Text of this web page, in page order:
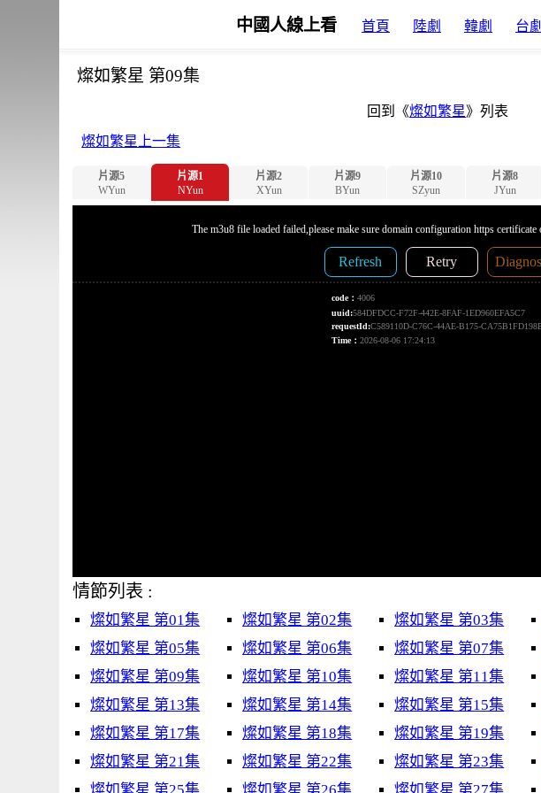
中國人線上看 首頁 陸劇 韓劇 台劇
燦如繁星 第09集
回到《燦如繁星》列表
燦如繁星上一集
片源5
WYun
片源1
NYun
片源2
XYun
片源9
BYun
片源10
SZyun
片源8
JYun
情節列表 :
燦如繁星 第01集 燦如繁星 第02集 燦如繁星 第03集
燦如繁星 第05集
燦如繁星 第06集 燦如繁星 第07集
燦如繁星 第09集
燦如繁星 第10集 燦如繁星 第11集
燦如繁星 第13集
燦如繁星 第14集 燦如繁星 第15集
燦如繁星 第17集
燦如繁星 第18集 燦如繁星 第19集
燦如繁星 第21集
燦如繁星 第22集 燦如繁星 第23集